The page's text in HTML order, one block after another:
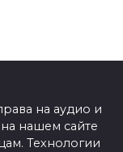
на аудио и
нашем сайте
Технологии